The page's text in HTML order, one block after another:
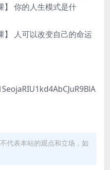
你的人生模式是什
人可以改变自己的命运
代表本站的观点和立场，如